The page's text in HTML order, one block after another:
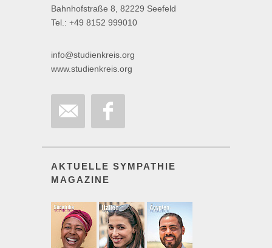
Bahnhofstraße 8, 82229 Seefeld
Tel.: +49 8152 999010
info@studienkreis.org
www.studienkreis.org
AKTUELLE SYMPATHIE
MAGAZINE